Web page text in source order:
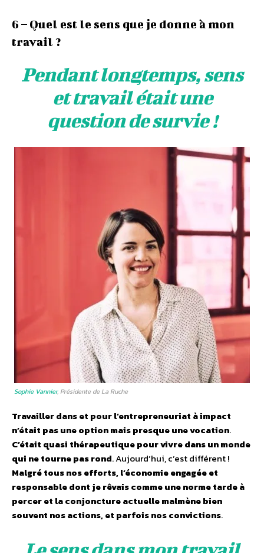
6 – Quel est le sens que je donne à mon
travail ?
Pendant longtemps, sens
et travail était une
question de survie !
Sophie Vannier, Présidente de La Ruche
Travailler dans et pour l’entrepreneuriat à impact
n’était pas une option mais presque une vocation.
C’était quasi thérapeutique pour vivre dans un monde
qui ne tourne pas rond. Aujourd’hui, c’est différent !
Malgré tous nos efforts, l’économie engagée et
responsable dont je rêvais comme une norme tarde à
percer et la conjoncture actuelle malmène bien
souvent nos actions, et parfois nos convictions.